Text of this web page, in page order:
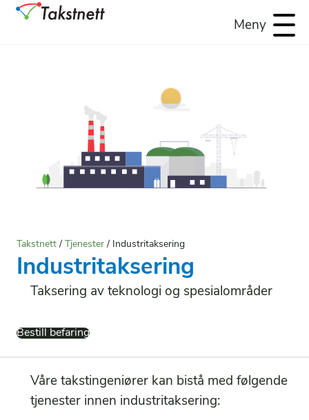
Meny
Takstnett / Tjenester / Industritaksering
Industritaksering
Taksering av teknologi og spesialområder
Bestill befaring
Våre takstingeniører kan bistå med følgende
tjenester innen industritaksering: